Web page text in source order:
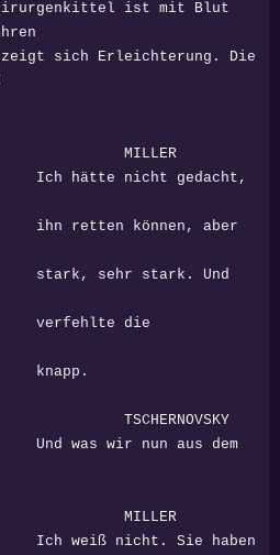
ist mit Blut
Erleichterung. Die
gedacht,
aber
stark. Und
die
nun aus dem
Sie haben